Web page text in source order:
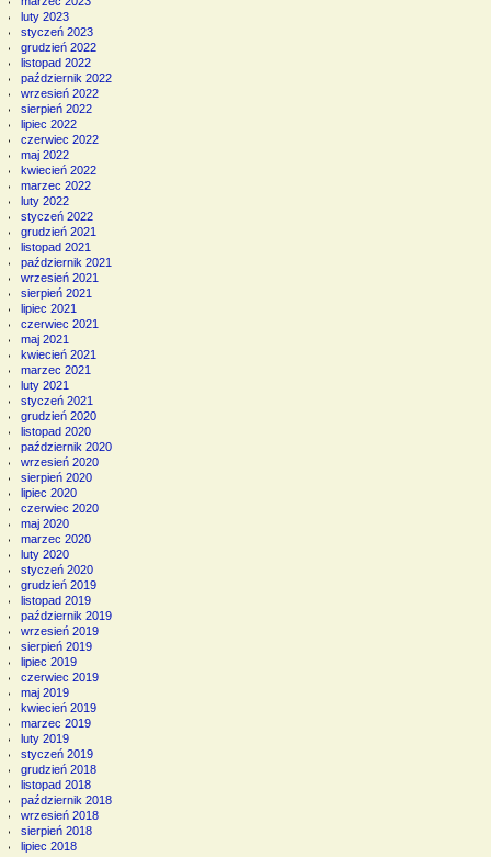
luty 2023
styczeń 2023
grudzień 2022
listopad 2022
październik 2022
wrzesień 2022
sierpień 2022
lipiec 2022
czerwiec 2022
maj 2022
kwiecień 2022
marzec 2022
luty 2022
styczeń 2022
grudzień 2021
listopad 2021
październik 2021
wrzesień 2021
sierpień 2021
lipiec 2021
czerwiec 2021
maj 2021
kwiecień 2021
marzec 2021
luty 2021
styczeń 2021
grudzień 2020
listopad 2020
październik 2020
wrzesień 2020
sierpień 2020
lipiec 2020
czerwiec 2020
maj 2020
marzec 2020
luty 2020
styczeń 2020
grudzień 2019
listopad 2019
październik 2019
wrzesień 2019
sierpień 2019
lipiec 2019
czerwiec 2019
maj 2019
kwiecień 2019
marzec 2019
luty 2019
styczeń 2019
grudzień 2018
listopad 2018
październik 2018
wrzesień 2018
sierpień 2018
lipiec 2018